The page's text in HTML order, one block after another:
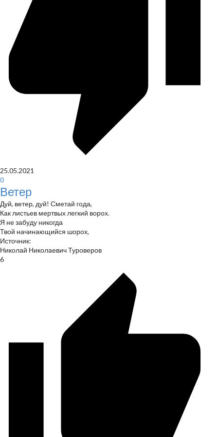
25.05.2021
0
Ветер
Дуй, ветер, дуй! Сметай года,
Как листьев мертвых легкий ворох.
Я не забуду никогда
Твой начинающийся шорох,
Источник:
Николай Николаевич Туроверов
6